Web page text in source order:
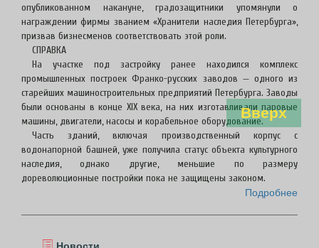
Вверх
опубликованном накануне, градозащитники упомянули о
награждении фирмы званием «Хранители наследия Петербурга»,
призвав бизнесменов соответствовать этой роли.
СПРАВКА
На участке под застройку ранее находился комплекс
промышленных построек Франко-русских заводов — одного из
старейших машиностроительных предприятий Петербурга. Заводы
были основаны в конце XIX века, на них изготавливали паровые
машины, двигатели, насосы и корабельное оборудование.
Часть зданий, включая производственный корпус с
водонапорной башней, уже получила статус объекта культурного
наследия, однако другие, меньшие по размеру
дореволюционные постройки пока не защищены законом.
Подробнее